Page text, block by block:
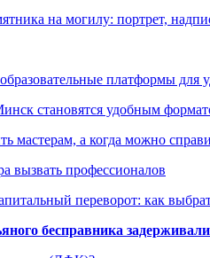
на могилу: портрет,
платформы для
становятся удобным
мастерам, а когда можно
вызвать профессионалов
переворот: как
бесправника задерживали